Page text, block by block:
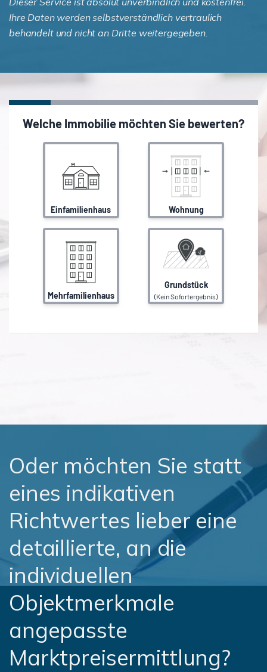
Ihre Daten werden selbstverständlich vertraulich
behandelt und nicht an Dritte weitergegeben.
Oder möchten Sie statt
eines indikativen
Richtwertes lieber eine
detaillierte, an die
individuellen
Objektmerkmale
angepasste
Marktpreisermittlung?